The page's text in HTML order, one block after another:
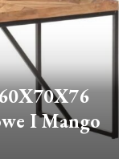
I Mango